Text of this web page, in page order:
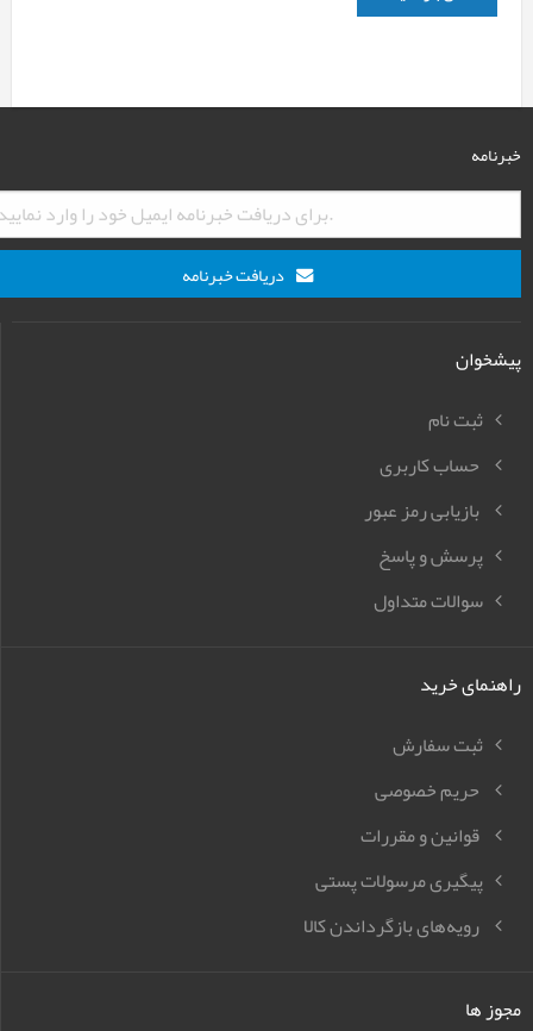
خبرنامه
دریافت خبرنامه
پیشخوان
ثبت نام
حساب کاربری
بازیابی رمز عبور
پرسش و پاسخ
سوالات متداول
راهنمای خرید
ثبت سفارش
حریم خصوصی
قوانین و مقررات
پیگیری مرسولات پستی
رویه‌های بازگرداندن کالا
مجوز ها